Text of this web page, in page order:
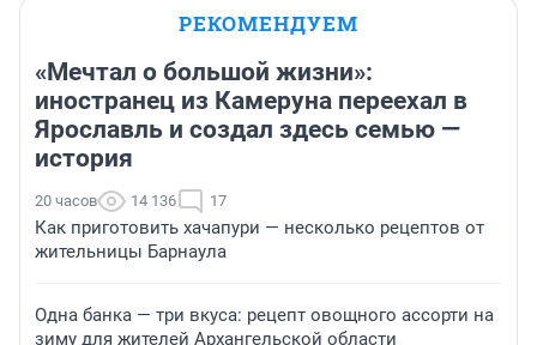
РЕКОМЕНДУЕМ
«Мечтал о большой жизни»:
иностранец из Камеруна переехал в
Ярославль и создал здесь семью —
история
20 часов 14 136 17
Как приготовить хачапури — несколько рецептов от
жительницы Барнаула
Одна банка — три вкуса: рецепт овощного ассорти на
зиму для жителей Архангельской области